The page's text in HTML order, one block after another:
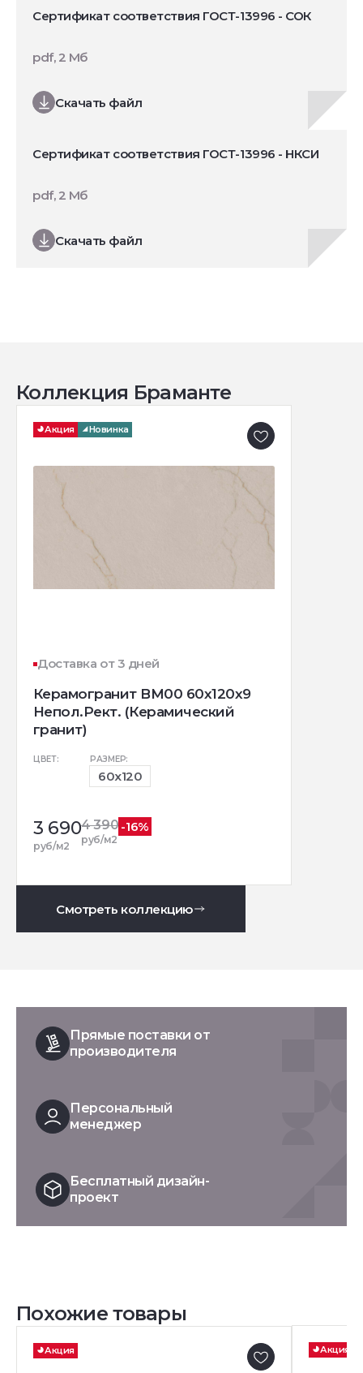
Сертификат соответствия ГОСТ-13996 - СОК
Скачать файл
pdf, 2 Мб
Сертификат соответствия ГОСТ-13996 - НКСИ
Скачать файл
pdf, 2 Мб
Коллекция Браманте
Акция Новинка
Доставка от 3 дней
Керамогранит BM00 60x120x9
Непол.Рект. (Керамический
гранит)
ЦВЕТ: РАЗМЕР:
60x120
3 690
руб/м2
4 390
руб/м2
-16%
Смотреть коллекцию
Прямые поставки от
производителя
Персональный
менеджер
Бесплатный дизайн-
проект
Похожие товары
Акция Акция